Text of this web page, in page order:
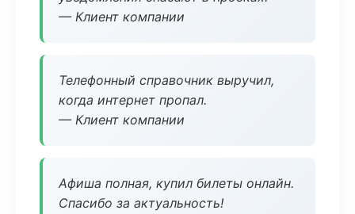
— Клиент компании
Телефонный справочник выручил,
когда интернет пропал.
— Клиент компании
Афиша полная, купил билеты онлайн.
Спасибо за актуальность!